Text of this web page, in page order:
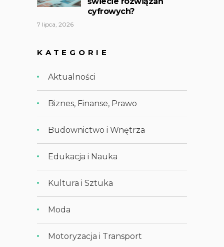
cyfrowych?
7 lipca, 2026
KATEGORIE
Aktualności
Biznes, Finanse, Prawo
Budownictwo i Wnętrza
Edukacja i Nauka
Kultura i Sztuka
Moda
Motoryzacja i Transport